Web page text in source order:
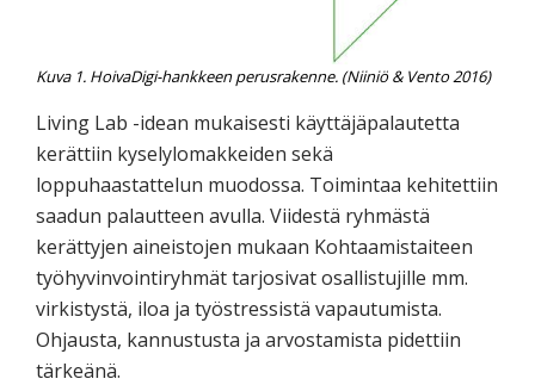
Kuva 1. HoivaDigi-hankkeen perusrakenne. (Niiniö & Vento 2016)
Living Lab -idean mukaisesti käyttäjäpalautetta
kerättiin kyselylomakkeiden sekä
loppuhaastattelun muodossa. Toimintaa kehitettiin
saadun palautteen avulla. Viidestä ryhmästä
kerättyjen aineistojen mukaan Kohtaamistaiteen
työhyvinvointiryhmät tarjosivat osallistujille mm.
virkistystä, iloa ja työstressistä vapautumista.
Ohjausta, kannustusta ja arvostamista pidettiin
tärkeänä.